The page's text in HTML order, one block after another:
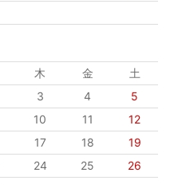
木 金
土
3 4
5
10 11
12
17 18
19
24 25
26